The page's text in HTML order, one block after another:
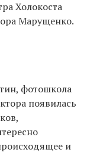
Холокоста
Марущенко.
фотошкола
появилась
и